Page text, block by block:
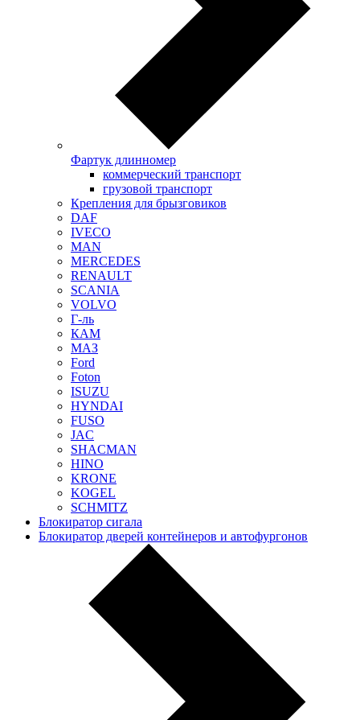
Фартук длинномер
коммерческий транспорт
грузовой транспорт
Крепления для брызговиков
DAF
IVECO
MAN
MERCEDES
RENAULT
SCANIA
VOLVO
Г-ль
КАМ
МАЗ
Ford
Foton
ISUZU
HYNDAI
FUSO
JAC
SHACMAN
HINO
KRONE
KOGEL
SCHMITZ
Блокиратор сигала
Блокиратор дверей контейнеров и автофургонов